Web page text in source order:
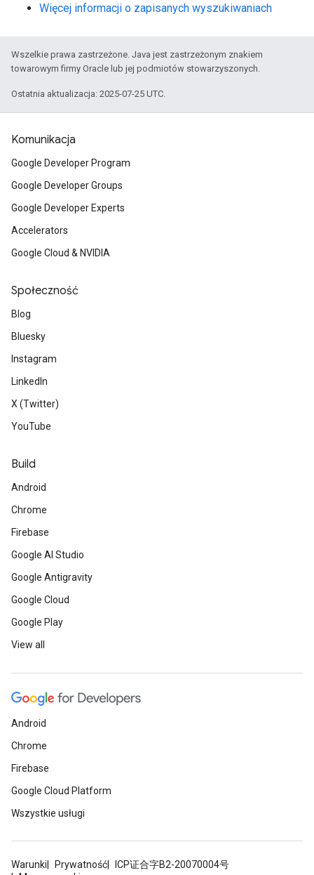
Więcej informacji o zapisanych wyszukiwaniach
Wszelkie prawa zastrzeżone. Java jest zastrzeżonym znakiem
towarowym firmy Oracle lub jej podmiotów stowarzyszonych.
Ostatnia aktualizacja: 2025-07-25 UTC.
Komunikacja
Google Developer Program
Google Developer Groups
Google Developer Experts
Accelerators
Google Cloud & NVIDIA
Społeczność
Blog
Bluesky
Instagram
LinkedIn
X (Twitter)
YouTube
Build
Android
Chrome
Firebase
Google AI Studio
Google Antigravity
Google Cloud
Google Play
View all
Android
Chrome
Firebase
Google Cloud Platform
Wszystkie usługi
Warunki Prywatność
ICP证合字B2-20070004号